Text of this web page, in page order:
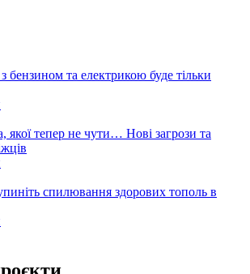
бензином та електрикою буде тільки
якої тепер не чути… Нові загрози та
спилювання здорових тополь в